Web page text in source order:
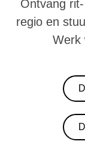
Ontvang
regio en
Werk